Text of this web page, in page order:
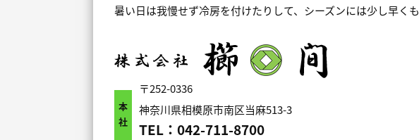
暑い日は我慢せず冷房を付けたりして、シーズンには少し早く
本社
〒252-0336
神奈川県相模原市南区当麻513-3
TEL：042-711-8700